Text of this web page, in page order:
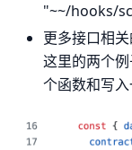
"~~/hooks/
更多接口相
这里的两个
个函数和写入